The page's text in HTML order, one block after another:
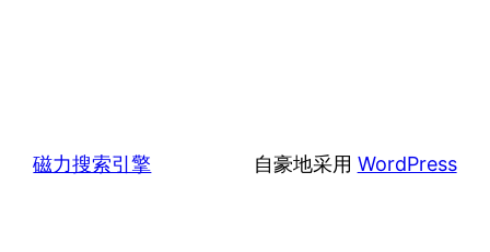
磁力搜索引擎 自豪地采用 WordPress